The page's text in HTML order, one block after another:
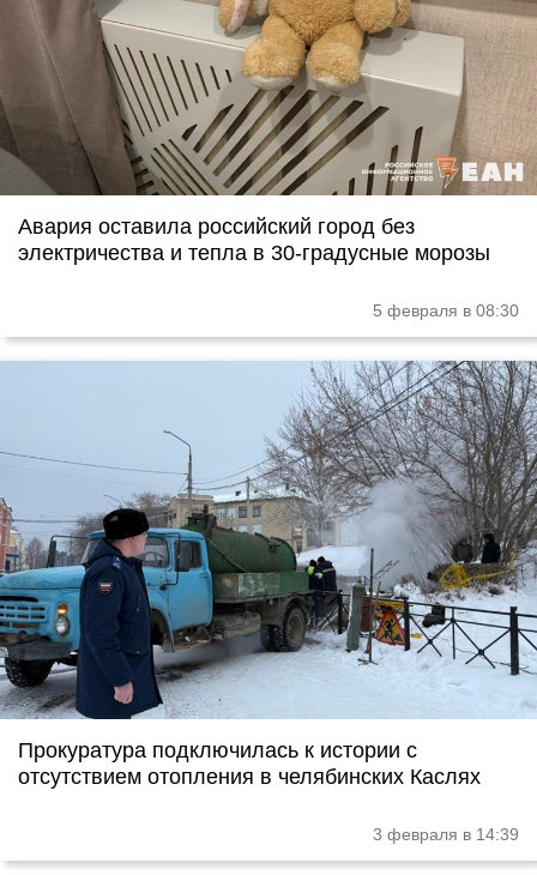
Авария оставила российский город без
электричества и тепла в 30-градусные морозы
5 февраля в 08:30
Прокуратура подключилась к истории с
отсутствием отопления в челябинских Каслях
3 февраля в 14:39